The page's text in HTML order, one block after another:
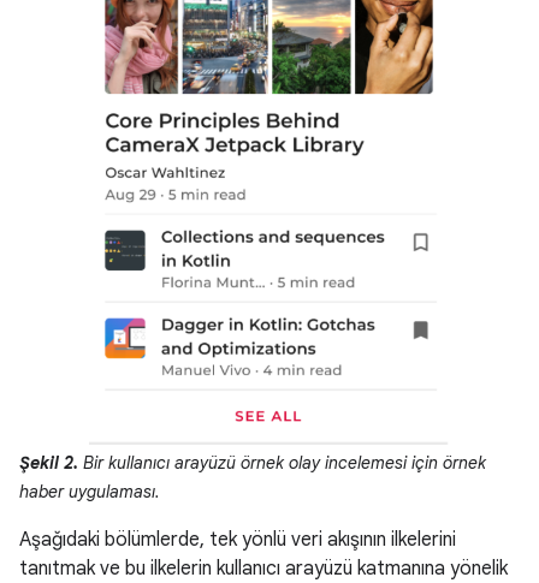
Şekil 2. Bir kullanıcı arayüzü örnek olay incelemesi için örnek
haber uygulaması.
Aşağıdaki bölümlerde, tek yönlü veri akışının ilkelerini
tanıtmak ve bu ilkelerin kullanıcı arayüzü katmanına yönelik